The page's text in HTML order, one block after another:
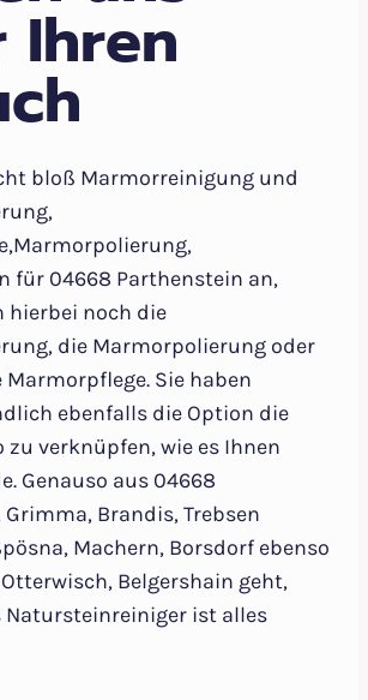
Ihren
bloß Marmorreinigung und
für 04668 Parthenstein an,
hierbei noch die
die Marmorpolierung oder
Marmorpflege. Sie haben
ebenfalls die Option die
zu verknüpfen, wie es Ihnen
Genauso aus 04668
Brandis, Trebsen
Machern, Borsdorf ebenso
Belgershain geht,
ist alles